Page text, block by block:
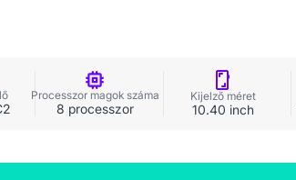
Processzor magok száma
8 processzor
Kijelző méret
10.40 inch